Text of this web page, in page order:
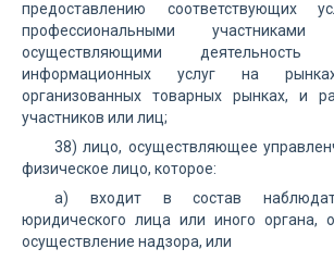
предоставлению соответствующих
профессиональными
осуществляющими
информационных услуг на
организованных товарных рынках, и
участников или лиц;
38) лицо, осуществляющее
физическое лицо, которое:
а) входит в состав
юридического лица или иного органа,
осуществление надзора, или